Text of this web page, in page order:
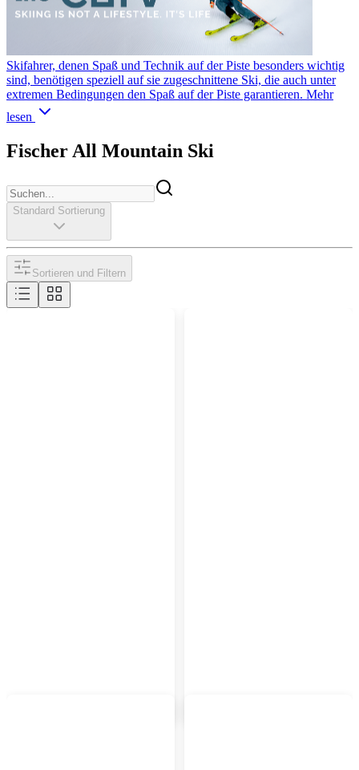
Skifahrer, denen Spaß und Technik auf der Piste besonders wichtig
sind, benötigen speziell auf sie zugeschnittene Ski, die auch unter
extremen Bedingungen den Spaß auf der Piste garantieren. Mehr
lesen
Fischer All Mountain Ski
Standard Sortierung
Sortieren und Filtern